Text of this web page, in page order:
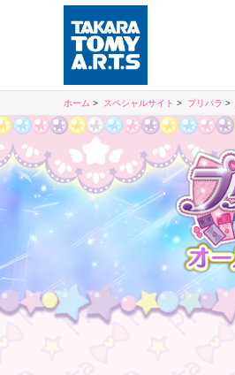
ホーム スペシャルサイト プリパラ